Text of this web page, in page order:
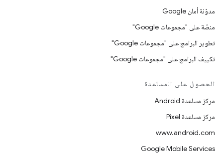
مدوّنة أمان Google
منصّة على "مجموعات Google"
تطوير البرامج على "مجموعات Google"
تكييف البرامج على "مجموعات Google"
الحصول على المساعدة
مركز مساعدة Android
مركز مساعدة Pixel
www.android.com
Google Mobile Services